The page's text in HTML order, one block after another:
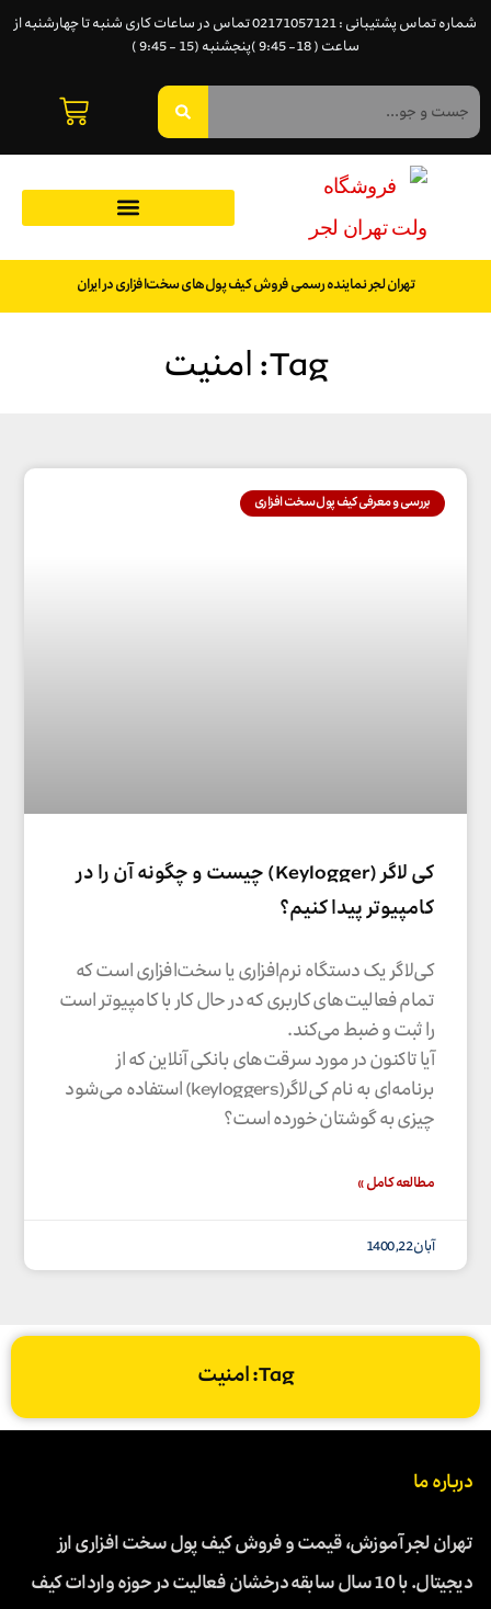
شماره تماس پشتیبانی : 02171057121 تماس در ساعات کاری شنبه تا چهارشنبه از
ساعت ( 18- 9:45 )پنجشنبه (15 - 9:45 )
تهران لجر نماینده رسمی فروش کیف پول‌های سخت‌افزاری در ایران
Tag: امنیت
بررسی و معرفی کیف پول سخت افزاری
کی لاگر (Keylogger) چیست و چگونه آن را در
کامپیوتر پیدا کنیم؟
کی‌لاگر یک دستگاه نرم‌افزاری یا سخت‌افزاری است که
تمام فعالیت‌های کاربری که در حال کار با کامپیوتر است
را ثبت و ضبط می‌کند.
آیا تاکنون در مورد سرقت‌های بانکی آنلاین که از
برنامه‌ای به‌ نام کی‌‌‌لاگر(keyloggers) استفاده می‌شود
چیزی به گوشتان خورده است؟
مطالعه کامل »
آبان 22, 1400
Tag: امنیت
درباره ما
تهران لجر آموزش، قیمت و فروش کیف پول سخت افزاری ارز
دیجیتال. با 10 سال سابقه درخشان فعالیت در حوزه واردات کیف